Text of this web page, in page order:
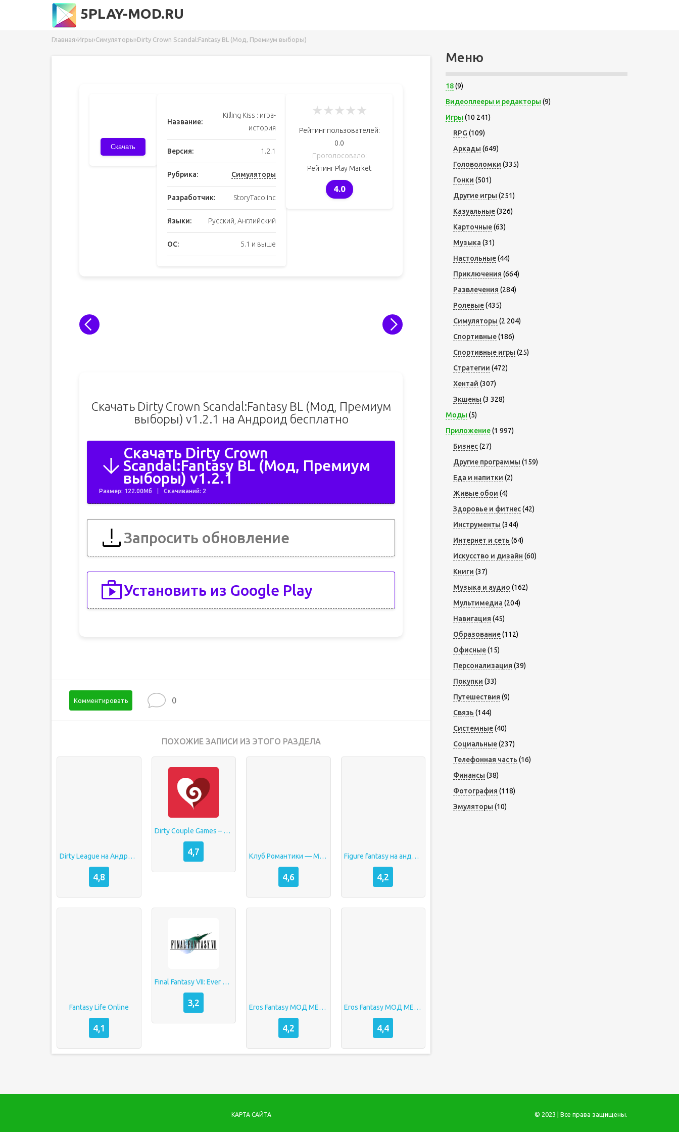
5PLAY-MOD.RU
Главная›Игры›Симуляторы›Dirty Crown Scandal:Fantasy BL (Мод, Премиум выборы)
Скачать
Название:
Killing Kiss : игра-
история
Версия: 1.2.1
Рубрика: Симуляторы
Разработчик: StoryTaco.inc
Языки: Русский, Английский
ОС: 5.1 и выше
★★★★★
Рейтинг пользователей:
0.0
Проголосовало:
Рейтинг Play Market
4.0
Скачать Dirty Crown Scandal:Fantasy BL (Мод, Премиум
выборы) v1.2.1 на Андроид бесплатно
Скачать Dirty Crown
Scandal:Fantasy BL (Мод, Премиум
выборы) v1.2.1
Размер: 122.00Мб Скачиваний: 2
Запросить обновление
Установить из Google Play
Комментировать 0
ПОХОЖИЕ ЗАПИСИ ИЗ ЭТОГО РАЗДЕЛА
Dirty League на Андроид (18+)
4,8
Dirty Couple Games – Naughty Mod APK + (Unlocked)
4,7 Клуб Романтики — Мои Истории [Без рекламы/бесплатные выборы/мод меню]
4,6
Figure fantasy на андроид
4,2
Fantasy Life Online
4,1
Final Fantasy VII: Ever Crisis
3,2 Eros Fantasy МОД МЕНЮ на Андроид
4,2
Eros Fantasy МОД МЕНЮ на Андроид
4,4
Меню
18(9)
Видеоплееры и редакторы (9)
Игры (10 241)
RPG (109)
Аркады (649)
Головоломки (335)
Гонки (501)
Другие игры (251)
Казуальные(326)
Карточные(63)
Музыка (31)
Настольные(44)
Приключения (664)
Развлечения (284)
Ролевые(435)
Симуляторы (2 204)
Спортивные(186)
Спортивные игры (25)
Стратегии (472)
Хентай (307)
Экшены (3 328)
Моды (5)
Приложение(1 997)
Бизнес(27)
Другие программы (159)
Еда и напитки (2)
Живые обои (4)
Здоровье и фитнес(42)
Инструменты (344)
Интернет и сеть (64)
Искусство и дизайн (60)
Книги (37)
Музыка и аудио (162)
Мультимедиа (204)
Навигация (45)
Образование(112)
Офисные(15)
Персонализация (39)
Покупки (33)
Путешествия (9)
Связь (144)
Системные(40)
Социальные(237)
Телефонная часть (16)
Финансы (38)
Фотография (118)
Эмуляторы (10)
КАРТА САЙТА © 2023 | Все права защищены.